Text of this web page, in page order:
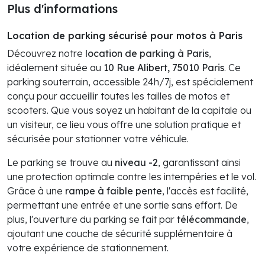
Plus d'informations
Location de parking sécurisé pour motos à Paris
Découvrez notre location de parking à Paris,
idéalement située au 10 Rue Alibert, 75010 Paris. Ce
parking souterrain, accessible 24h/7j, est spécialement
conçu pour accueillir toutes les tailles de motos et
scooters. Que vous soyez un habitant de la capitale ou
un visiteur, ce lieu vous offre une solution pratique et
sécurisée pour stationner votre véhicule.
Le parking se trouve au niveau -2, garantissant ainsi
une protection optimale contre les intempéries et le vol.
Grâce à une rampe à faible pente, l'accès est facilité,
permettant une entrée et une sortie sans effort. De
plus, l'ouverture du parking se fait par télécommande,
ajoutant une couche de sécurité supplémentaire à
votre expérience de stationnement.